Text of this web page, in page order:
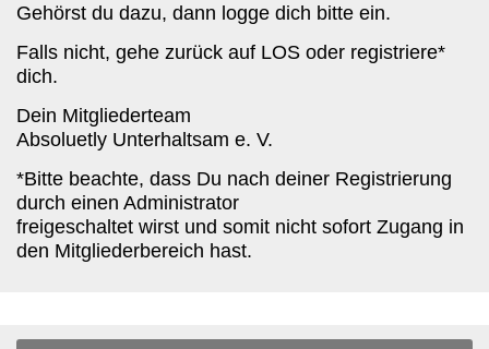
Gehörst du dazu, dann logge dich bitte ein.
Falls nicht, gehe zurück auf LOS oder registriere*
dich.
Dein Mitgliederteam
Absoluetly Unterhaltsam e. V.
*Bitte beachte, dass Du nach deiner Registrierung
durch einen Administrator
freigeschaltet wirst und somit nicht sofort Zugang in
den Mitgliederbereich hast.